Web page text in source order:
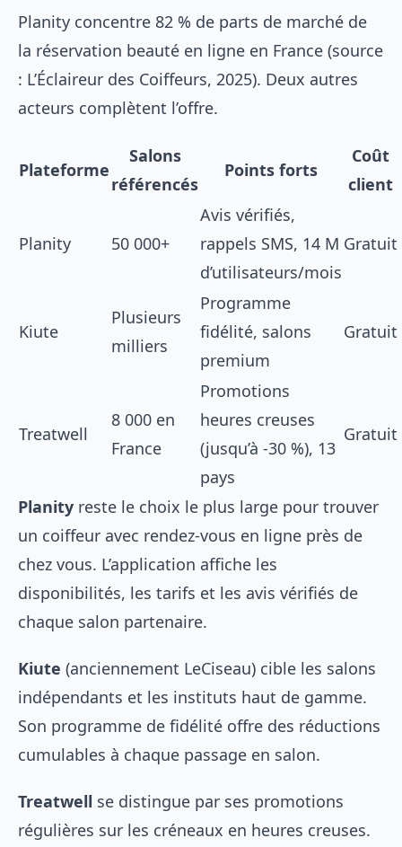
Planity concentre 82 % de parts de marché de
la réservation beauté en ligne en France (source
: L’Éclaireur des Coiffeurs, 2025). Deux autres
acteurs complètent l’offre.
Plateforme
Salons
référencés
Points forts
Coût
client
Planity 50 000+
Avis vérifiés,
rappels SMS, 14 M
d’utilisateurs/mois
Gratuit
Kiute
Plusieurs
milliers
Programme
fidélité, salons
premium
Gratuit
Treatwell
8 000 en
France
Promotions
heures creuses
(jusqu’à -30 %), 13
pays
Gratuit
Planity reste le choix le plus large pour trouver
un coiffeur avec rendez-vous en ligne près de
chez vous. L’application affiche les
disponibilités, les tarifs et les avis vérifiés de
chaque salon partenaire.
Kiute (anciennement LeCiseau) cible les salons
indépendants et les instituts haut de gamme.
Son programme de fidélité offre des réductions
cumulables à chaque passage en salon.
Treatwell se distingue par ses promotions
régulières sur les créneaux en heures creuses.